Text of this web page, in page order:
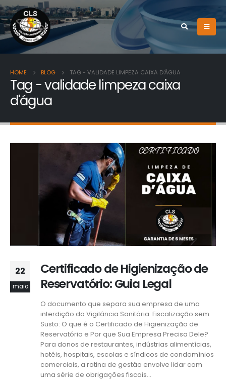
HOME BLOG TAG - VALIDADE LIMPEZA CAIXA D'ÁGUA
Tag - validade limpeza caixa
d'água
22
maio
Certificado de Higienização de
Reservatório: Guia Legal
O documento que separa sua empresa de uma
interdição da Vigilância Sanitária. Fiscalização sem
Susto: O que é o Certificado de Higienização de
Reservatório e Por que Sua Empresa Precisa Dele?
Para donos de restaurantes, indústrias alimentícias,
hotéis, hospitais, escolas e síndicos de condomínios
comerciais, a rotina de gestão envolve lidar com
uma série de obrigações fiscais...